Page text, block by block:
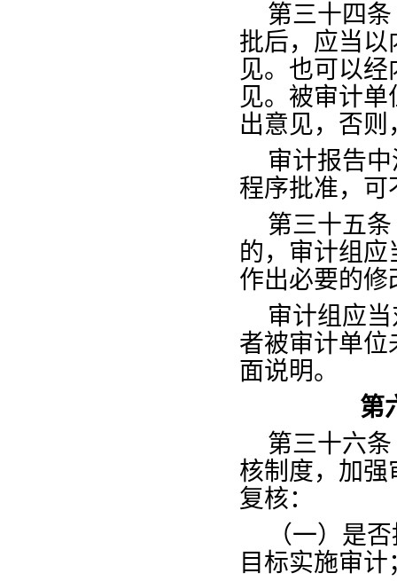
第三十四条
批后，应当
见。也可以
见。被审计
出意见，否
审计报告
程序批准，
第三十五条
的，审计组
作出必要的修
审计组应
者被审计单
面说明。
第
第三十六条
核制度，加
复核：
（一）是
目标实施审计